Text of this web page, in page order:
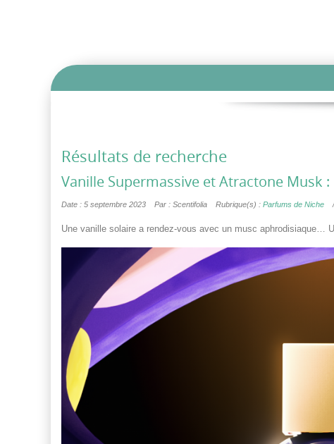
Résultats de recherche
Vanille Supermassive et Atractone Musk :
Date : 5 septembre 2023 Par : Scentifolia Rubrique(s) : Parfums de Niche
Une vanille solaire a rendez-vous avec un musc aphrodisiaque…